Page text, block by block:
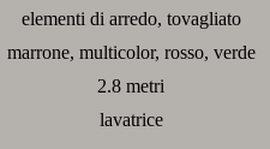
elementi di arredo, tovagliato
marrone, multicolor, rosso, verde
2.8 metri
lavatrice